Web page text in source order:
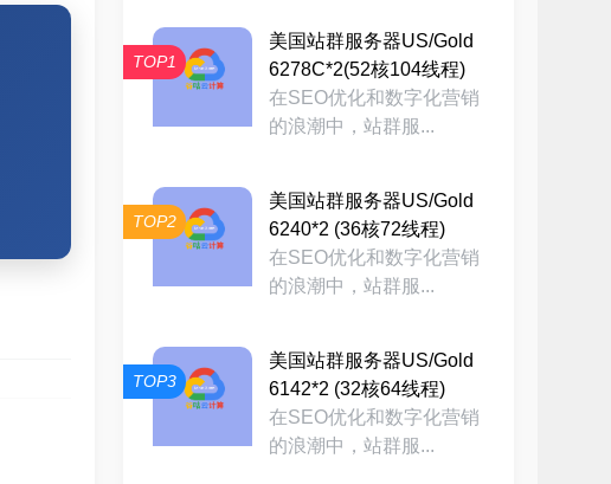
TOP1
美国站群服务器US/Gold
6278C*2(52核104线程)
在SEO优化和数字化营销
的浪潮中，站群服...
TOP2
美国站群服务器US/Gold
6240*2 (36核72线程)
在SEO优化和数字化营销
的浪潮中，站群服...
TOP3
美国站群服务器US/Gold
6142*2 (32核64线程)
在SEO优化和数字化营销
的浪潮中，站群服...